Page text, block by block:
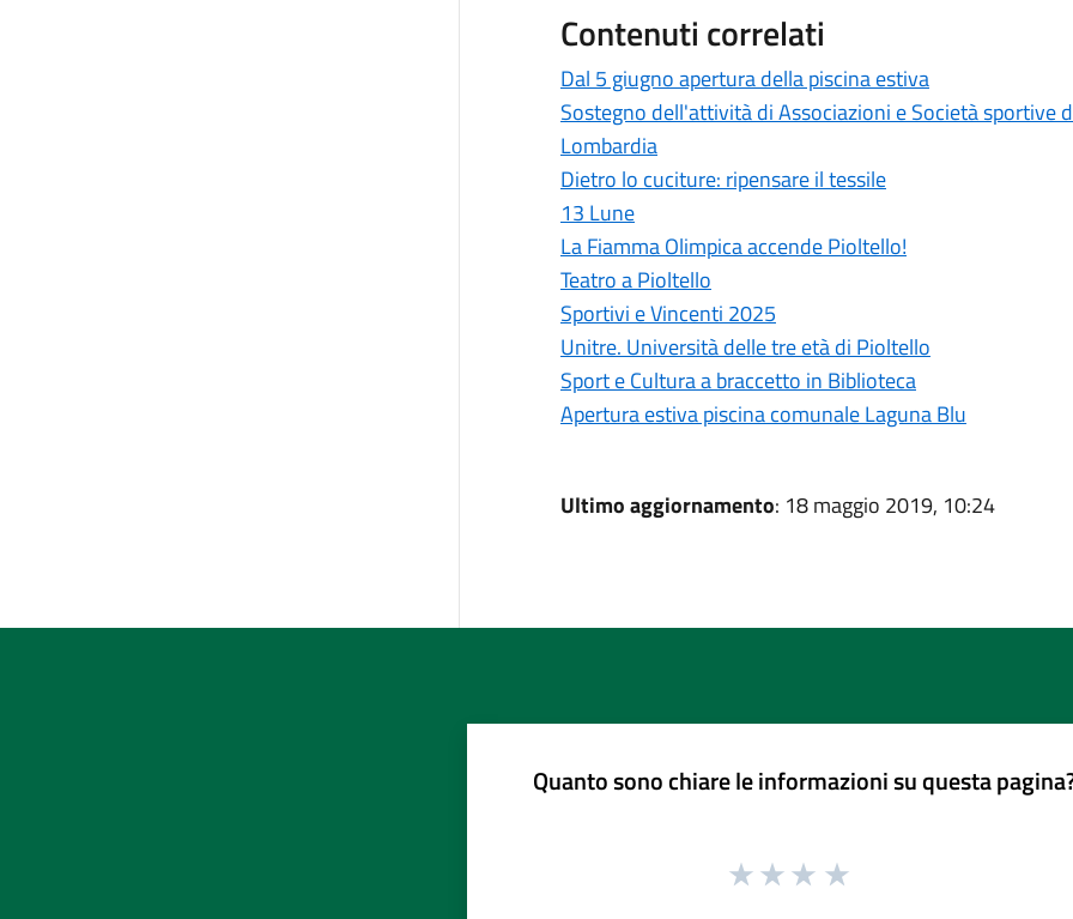
Contenuti correlati
Dal 5 giugno apertura della piscina estiva
Sostegno dell'attività di Associazioni e Società sportive
Lombardia
Dietro lo cuciture: ripensare il tessile
13 Lune
La Fiamma Olimpica accende Pioltello!
Teatro a Pioltello
Sportivi e Vincenti 2025
Unitre. Università delle tre età di Pioltello
Sport e Cultura a braccetto in Biblioteca
Apertura estiva piscina comunale Laguna Blu
Ultimo aggiornamento: 18 maggio 2019, 10:24
Quanto sono chiare le informazioni su questa